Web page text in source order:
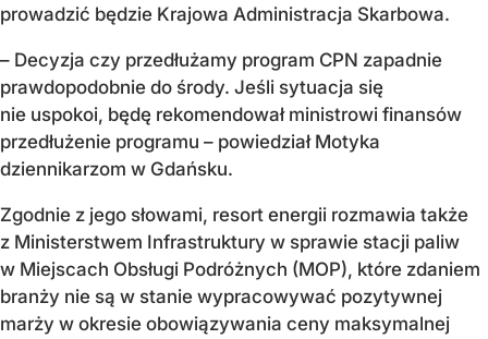
prowadzić będzie Krajowa Administracja Skarbowa.
– Decyzja czy przedłużamy program CPN zapadnie
prawdopodobnie do środy. Jeśli sytuacja się
nie uspokoi, będę rekomendował ministrowi finansów
przedłużenie programu – powiedział Motyka
dziennikarzom w Gdańsku.
Zgodnie z jego słowami, resort energii rozmawia także
z Ministerstwem Infrastruktury w sprawie stacji paliw
w Miejscach Obsługi Podróżnych (MOP), które zdaniem
branży nie są w stanie wypracowywać pozytywnej
marży w okresie obowiązywania ceny maksymalnej